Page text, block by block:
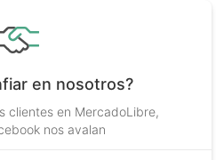
en nosotros?
clientes en MercadoLibre,
nos avalan